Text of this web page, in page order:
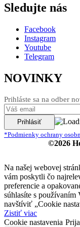
Sledujte nás
Facebook
Instagram
Youtube
Telegram
NOVINKY
Prihláste sa na odber
*Podmienky ochrany
©2026
Na našej webovej
vám poskytli čo
preferencie a
súhlasíte s
navštíviť „Cookie
Zistiť viac
Cookie nastavenia